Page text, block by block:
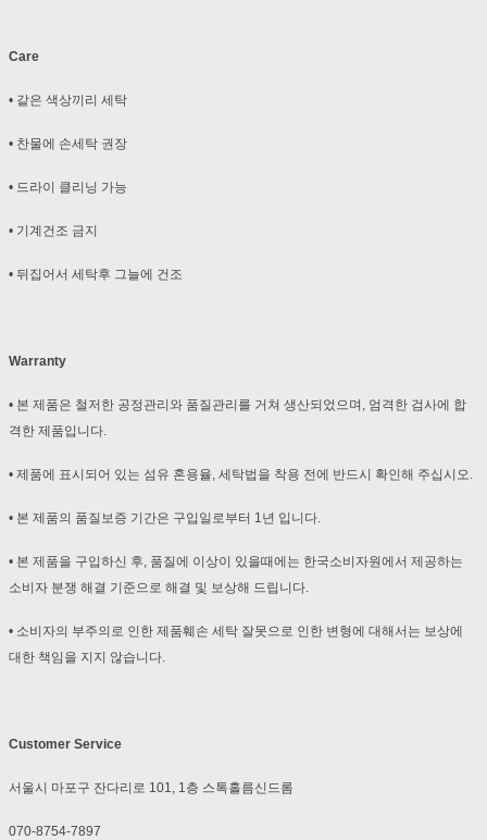
Care
• 같은 색상끼리 세탁
• 찬물에 손세탁 권장
• 드라이 클리닝 가능
• 기계건조 금지
• 뒤집어서 세탁후 그늘에 건조
Warranty
• 본 제품은 철저한 공정관리와 품질관리를 거쳐 생산되었으며, 엄격한 검사에 합
격한 제품입니다.
• 제품에 표시되어 있는 섬유 혼용율, 세탁법을 착용 전에 반드시 확인해 주십시오.
• 본 제품의 품질보증 기간은 구입일로부터 1년 입니다.
• 본 제품을 구입하신 후, 품질에 이상이 있을때에는 한국소비자원에서 제공하는
소비자 분쟁 해결 기준으로 해결 및 보상해 드립니다.
• 소비자의 부주의로 인한 제품훼손 세탁 잘못으로 인한 변형에 대해서는 보상에
대한 책임을 지지 않습니다.
Customer Service
서울시 마포구 잔다리로 101, 1층 스톡홀름신드롬
070-8754-7897